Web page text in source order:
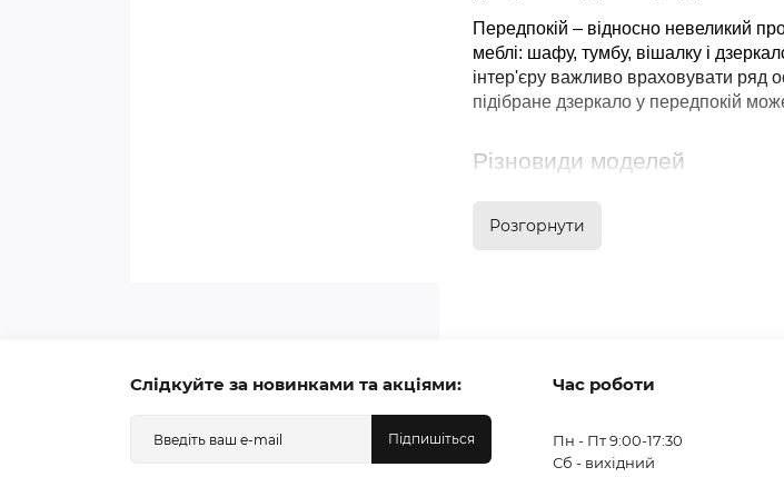
Передпокій – відносно невеликий
меблі: шафу, тумбу, вішалку і
інтер'єру важливо враховувати
підібране дзеркало у передпокій
Різновиди моделей
моделі в рамі або без рам. У
Однак, крім вибору форми, важливо
видно, і не доводилося нагинатися
Підлогові конструкції підходять
Розгорнути
Слідкуйте за новинками та акціями:
Підпишіться
Час роботи
Пн - Пт 9:00-17:30
Сб - вихідний